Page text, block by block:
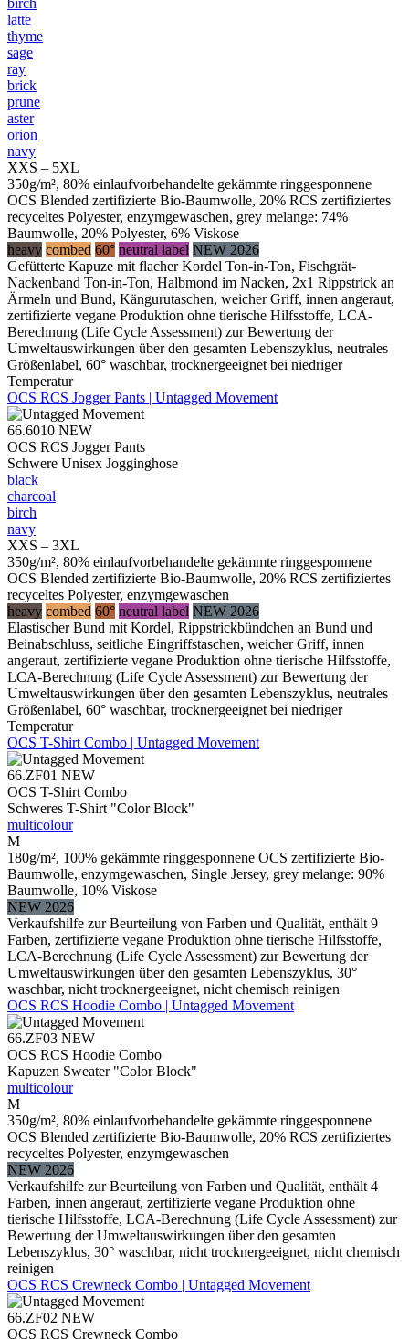
latte
thyme
sage
ray
brick
prune
aster
orion
navy
XXS – 5XL
350g/m², 80% einlaufvorbehandelte gekämmte ringgesponnene
OCS Blended zertifizierte Bio-Baumwolle, 20% RCS zertifiziertes
recyceltes Polyester, enzymgewaschen, grey melange: 74%
Baumwolle, 20% Polyester, 6% Viskose
heavy combed 60° neutral label NEW 2026
Gefütterte Kapuze mit flacher Kordel Ton-in-Ton, Fischgrät-
Nackenband Ton-in-Ton, Halbmond im Nacken, 2x1 Rippstrick an
Ärmeln und Bund, Kängurutaschen, weicher Griff, innen angeraut,
zertifizierte vegane Produktion ohne tierische Hilfsstoffe, LCA-
Berechnung (Life Cycle Assessment) zur Bewertung der
Umweltauswirkungen über den gesamten Lebenszyklus, neutrales
Größenlabel, 60° waschbar, trocknergeeignet bei niedriger
Temperatur
OCS RCS Jogger Pants | Untagged Movement
66.6010 NEW
OCS RCS Jogger Pants
Schwere Unisex Jogginghose
black
charcoal
birch
navy
XXS – 3XL
350g/m², 80% einlaufvorbehandelte gekämmte ringgesponnene
OCS Blended zertifizierte Bio-Baumwolle, 20% RCS zertifiziertes
recyceltes Polyester, enzymgewaschen
heavy combed 60° neutral label NEW 2026
Elastischer Bund mit Kordel, Rippstrickbündchen an Bund und
Beinabschluss, seitliche Eingriffstaschen, weicher Griff, innen
angeraut, zertifizierte vegane Produktion ohne tierische Hilfsstoffe,
LCA-Berechnung (Life Cycle Assessment) zur Bewertung der
Umweltauswirkungen über den gesamten Lebenszyklus, neutrales
Größenlabel, 60° waschbar, trocknergeeignet bei niedriger
Temperatur
OCS T-Shirt Combo | Untagged Movement
66.ZF01 NEW
OCS T-Shirt Combo
Schweres T-Shirt "Color Block"
multicolour
M
180g/m², 100% gekämmte ringgesponnene OCS zertifizierte Bio-
Baumwolle, enzymgewaschen, Single Jersey, grey melange: 90%
Baumwolle, 10% Viskose
NEW 2026
Verkaufshilfe zur Beurteilung von Farben und Qualität, enthält 9
Farben, zertifizierte vegane Produktion ohne tierische Hilfsstoffe,
LCA-Berechnung (Life Cycle Assessment) zur Bewertung der
Umweltauswirkungen über den gesamten Lebenszyklus, 30°
waschbar, nicht trocknergeeignet, nicht chemisch reinigen
OCS RCS Hoodie Combo | Untagged Movement
66.ZF03 NEW
OCS RCS Hoodie Combo
Kapuzen Sweater "Color Block"
multicolour
M
350g/m², 80% einlaufvorbehandelte gekämmte ringgesponnene
OCS Blended zertifizierte Bio-Baumwolle, 20% RCS zertifiziertes
recyceltes Polyester, enzymgewaschen
NEW 2026
Verkaufshilfe zur Beurteilung von Farben und Qualität, enthält 4
Farben, innen angeraut, zertifizierte vegane Produktion ohne
tierische Hilfsstoffe, LCA-Berechnung (Life Cycle Assessment) zur
Bewertung der Umweltauswirkungen über den gesamten
Lebenszyklus, 30° waschbar, nicht trocknergeeignet, nicht chemisch
reinigen
OCS RCS Crewneck Combo | Untagged Movement
66.ZF02 NEW
OCS RCS Crewneck Combo